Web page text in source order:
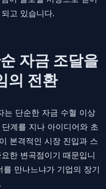
고 있습니다.
자금 조달을
의 전환
는 단순한 자금 수혈 이상
계를 지나 아이디어와 초
본격적인 시장 진입과 스
한 변곡점이기 때문입니
만나느냐가 기업의 장기